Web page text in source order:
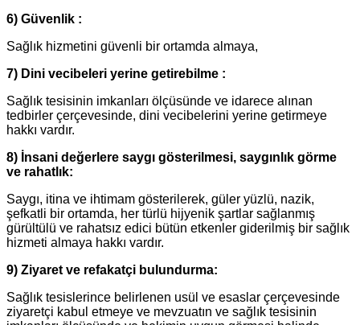
6) Güvenlik :
Sağlık hizmetini güvenli bir ortamda almaya,
7) Dini vecibeleri yerine getirebilme :
Sağlık tesisinin imkanları ölçüsünde ve idarece alınan
tedbirler çerçevesinde, dini vecibelerini yerine getirmeye
hakkı vardır.
8) İnsani değerlere saygı gösterilmesi, saygınlık görme
ve rahatlık:
Saygı, itina ve ihtimam gösterilerek, güler yüzlü, nazik,
şefkatli bir ortamda, her türlü hijyenik şartlar sağlanmış
gürültülü ve rahatsız edici bütün etkenler giderilmiş bir sağlık
hizmeti almaya hakkı vardır.
9) Ziyaret ve refakatçi bulundurma:
Sağlık tesislerince belirlenen usül ve esaslar çerçevesinde
ziyaretçi kabul etmeye ve mevzuatın ve sağlık tesisinin